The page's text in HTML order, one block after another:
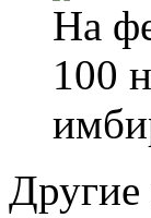
На
100
Другие